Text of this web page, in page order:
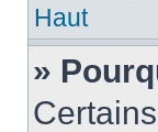
Haut
»